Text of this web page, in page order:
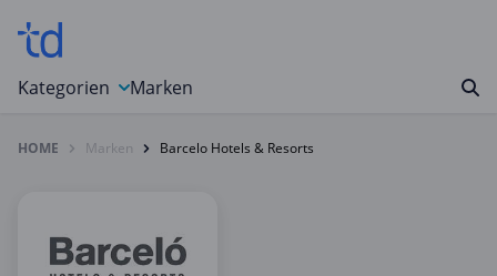
Kategorien
Auto, Motorrad & Werkzeuge
Computer & Elektronik
Marken
HOME Marken Barcelo Hotels & Resorts